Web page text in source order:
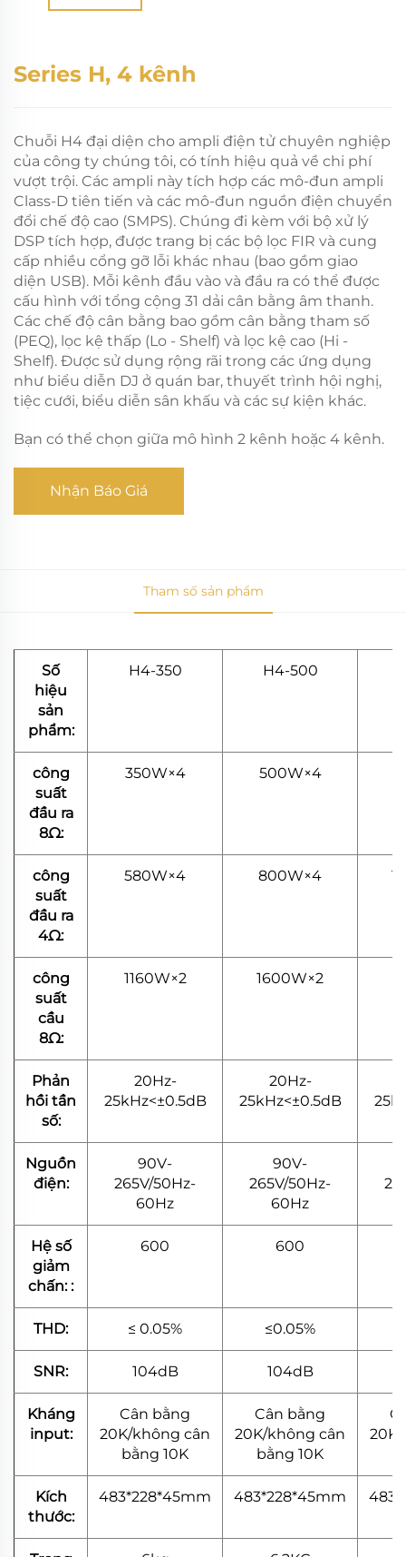
Series H, 4 kênh
Chuỗi H4 đại diện cho ampli điện tử chuyên nghiệp
của công ty chúng tôi, có tính hiệu quả về chi phí
vượt trội. Các ampli này tích hợp các mô-đun ampli
Class-D tiên tiến và các mô-đun nguồn điện chuyển
đổi chế độ cao (SMPS). Chúng đi kèm với bộ xử lý
DSP tích hợp, được trang bị các bộ lọc FIR và cung
cấp nhiều cổng gỡ lỗi khác nhau (bao gồm giao
diện USB). Mỗi kênh đầu vào và đầu ra có thể được
cấu hình với tổng cộng 31 dải cân bằng âm thanh.
Các chế độ cân bằng bao gồm cân bằng tham số
(PEQ), lọc kệ thấp (Lo - Shelf) và lọc kệ cao (Hi -
Shelf). Được sử dụng rộng rãi trong các ứng dụng
như biểu diễn DJ ở quán bar, thuyết trình hội nghị,
tiệc cưới, biểu diễn sân khấu và các sự kiện khác.
Bạn có thể chọn giữa mô hình 2 kênh hoặc 4 kênh.
Nhận Báo Giá
Tham số sản phẩm
Số
hiệu
sản
phẩm:
H4-350 H4-500
công
suất
đầu ra
8Ω:
350W×4 500W×4
công
suất
đầu ra
4Ω:
580W×4 800W×4
công
suất
cầu
8Ω:
1160W×2 1600W×2
Phản
hồi tần
số:
20Hz-
25kHz<±0.5dB
20Hz-
25kHz<±0.5dB
Nguồn
điện:
90V-
265V/50Hz-
60Hz
90V-
265V/50Hz-
60Hz
Hệ số
giảm
chấn: :
600 600
THD: ≤ 0.05% ≤0.05%
SNR: 104dB 104dB
Kháng
input:
Cân bằng
20K/không cân
bằng 10K
Cân bằng
20K/không cân
bằng 10K
Kích
thước:
483*228*45mm 483*228*45mm